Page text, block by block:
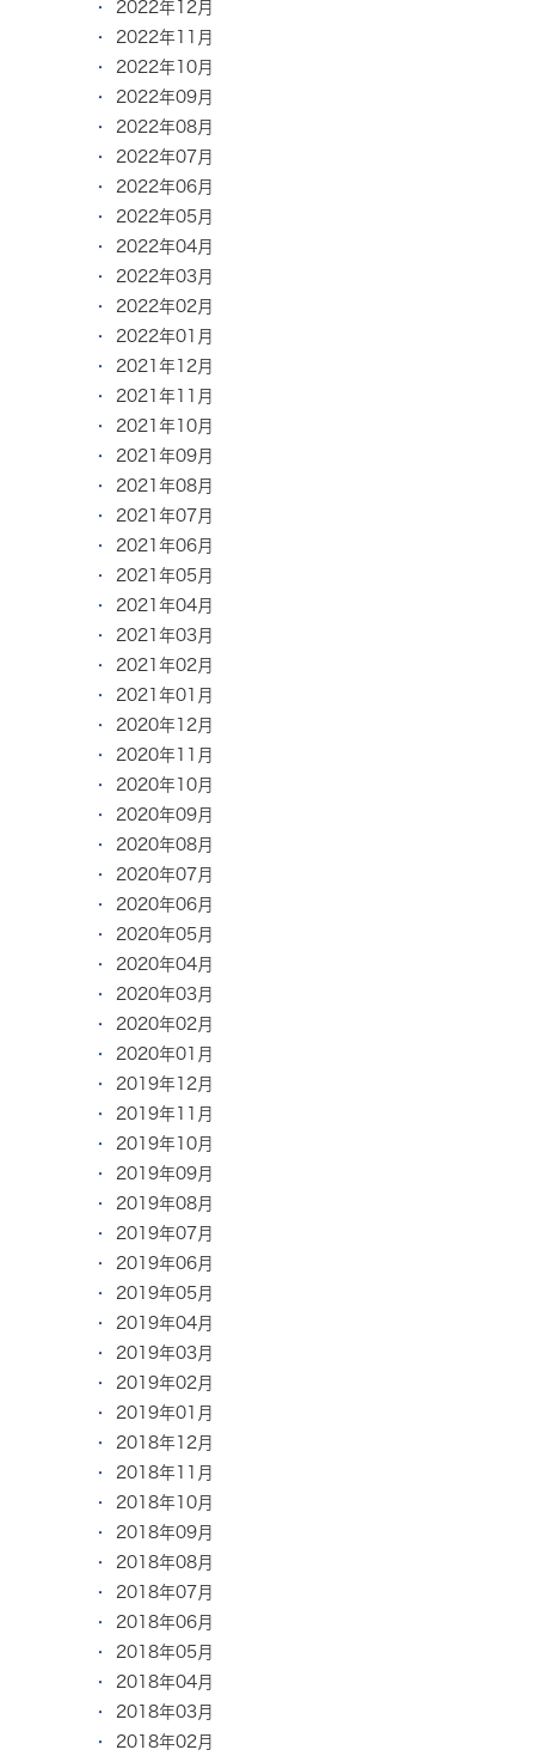
2022年12月
2022年11月
2022年10月
2022年09月
2022年08月
2022年07月
2022年06月
2022年05月
2022年04月
2022年03月
2022年02月
2022年01月
2021年12月
2021年11月
2021年10月
2021年09月
2021年08月
2021年07月
2021年06月
2021年05月
2021年04月
2021年03月
2021年02月
2021年01月
2020年12月
2020年11月
2020年10月
2020年09月
2020年08月
2020年07月
2020年06月
2020年05月
2020年04月
2020年03月
2020年02月
2020年01月
2019年12月
2019年11月
2019年10月
2019年09月
2019年08月
2019年07月
2019年06月
2019年05月
2019年04月
2019年03月
2019年02月
2019年01月
2018年12月
2018年11月
2018年10月
2018年09月
2018年08月
2018年07月
2018年06月
2018年05月
2018年04月
2018年03月
2018年02月